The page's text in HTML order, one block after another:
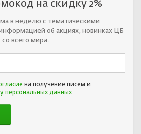
на скидку 2%
в неделю с тематическими
об акциях, новинках ЦБ
всего мира.
на получение писем и
персональных данных